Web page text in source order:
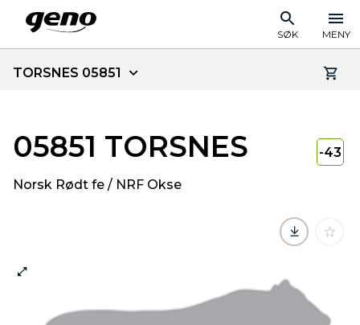
SØK MENY
TORSNES 05851
05851 TORSNES
Norsk Rødt fe / NRF Okse
-43